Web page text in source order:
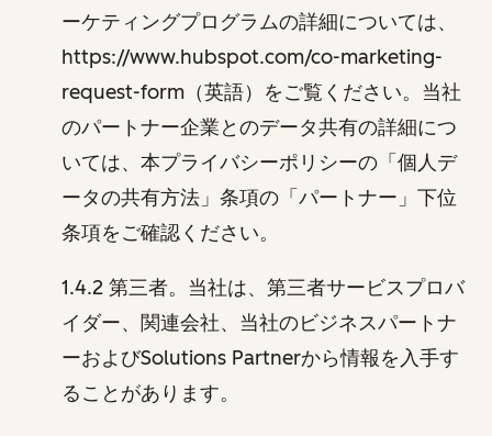
ーケティングプログラムの詳細については、
https://www.hubspot.com/co-marketing-
request-form（英語）をご覧ください。当社
のパートナー企業とのデータ共有の詳細につ
いては、本プライバシーポリシーの「個人デ
ータの共有方法」条項の「パートナー」下位
条項をご確認ください。
1.4.2 第三者。当社は、第三者サービスプロバ
イダー、関連会社、当社のビジネスパートナ
ーおよびSolutions Partnerから情報を入手す
ることがあります。